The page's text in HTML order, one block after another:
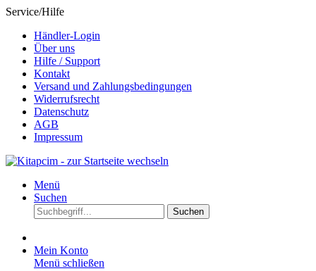
Service/Hilfe
Händler-Login
Über uns
Hilfe / Support
Kontakt
Versand und Zahlungsbedingungen
Widerrufsrecht
Datenschutz
AGB
Impressum
Menü
Suchen
Suchen
Mein Konto
Menü schließen